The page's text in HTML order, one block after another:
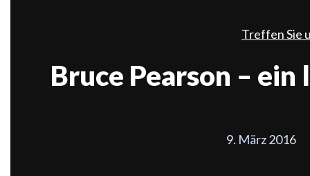
Treffen Sie
Bruce Pearson –
9. März 2016